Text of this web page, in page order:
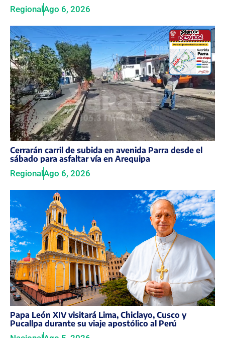
RegionalAgo 6, 2026
Cerrarán carril de subida en avenida Parra desde el
sábado para asfaltar vía en Arequipa
Regional Ago 6, 2026
Papa León XIV visitará Lima, Chiclayo, Cusco y
Pucallpa durante su viaje apostólico al Perú